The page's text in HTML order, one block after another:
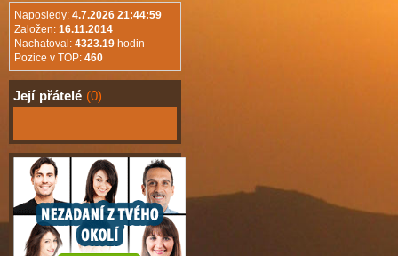
Naposledy: 4.7.2026 21:44:59
Založen: 16.11.2014
Nachatoval: 4323.19 hodin
Pozice v TOP: 460
Její přátelé (0)